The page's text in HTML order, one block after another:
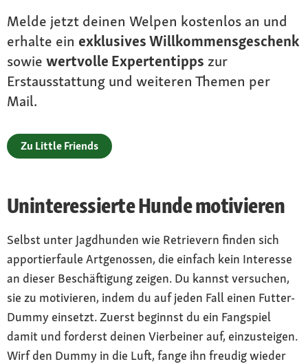
Melde jetzt deinen Welpen kostenlos an und
erhalte ein exklusives Willkommensgeschenk
sowie wertvolle Expertentipps zur
Erstausstattung und weiteren Themen per
Mail.
Zu Little Friends
Uninteressierte Hunde motivieren
Selbst unter Jagdhunden wie Retrievern finden sich
apportierfaule Artgenossen, die einfach kein Interesse
an dieser Beschäftigung zeigen. Du kannst versuchen,
sie zu motivieren, indem du auf jeden Fall einen Futter-
Dummy einsetzt. Zuerst beginnst du ein Fangspiel
damit und forderst deinen Vierbeiner auf, einzusteigen.
Wirf den Dummy in die Luft, fange ihn freudig wieder